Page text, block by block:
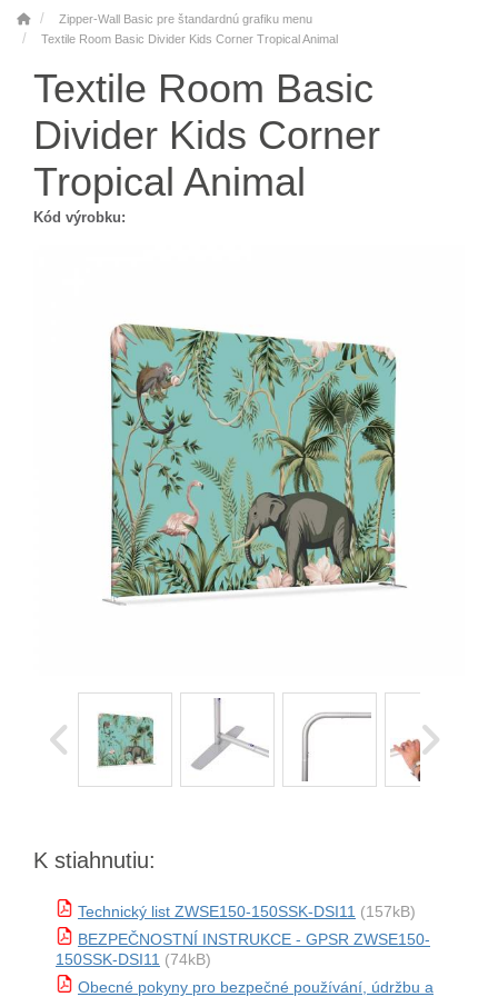
Zipper-Wall Basic pre štandardnú grafiku menu
Textile Room Basic Divider Kids Corner Tropical Animal
Textile Room Basic
Divider Kids Corner
Tropical Animal
Kód výrobku:
K stiahnutiu:
Technický list ZWSE150-150SSK-DSI11 (157kB)
BEZPEČNOSTNÍ INSTRUKCE - GPSR ZWSE150-
150SSK-DSI11 (74kB)
Obecné pokyny pro bezpečné používání, údržbu a